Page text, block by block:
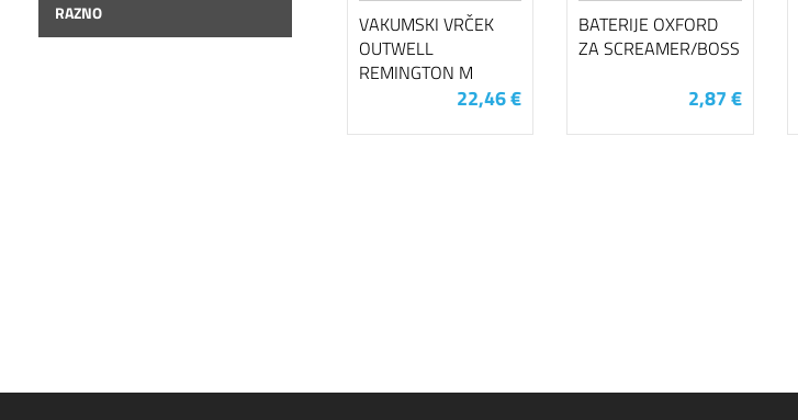
RAZNO
VAKUMSKI VRČEK
OUTWELL
REMINGTON M
22,46 €
BATERIJE OXFORD
ZA SCREAMER/BOSS
2,87 €